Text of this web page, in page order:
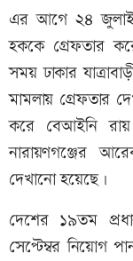
এর আগে ২৪ জুলাই
হককে গ্রেফতার
সময় ঢাকার
মামলায় গ্রেফতার
করে বেআইনি
নারায়ণগঞ্জের
দেখানো হয়েছে।
দেশের ১৯তম
সেপ্টেম্বর নিয়োগ